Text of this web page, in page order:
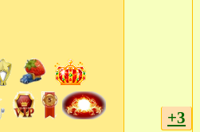
+3